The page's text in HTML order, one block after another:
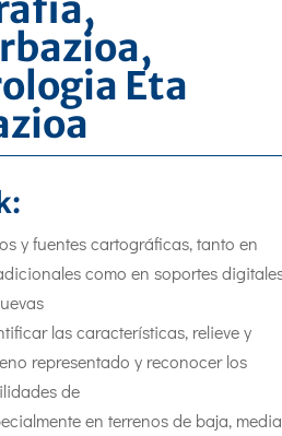
Eta
y fuentes cartográficas, tanto en
como en soportes
las características, relieve y
representado y reconocer los
de
en terrenos de baja, media